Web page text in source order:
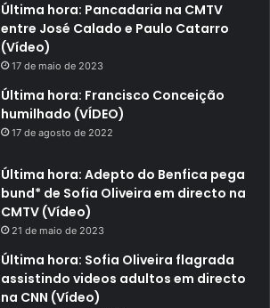
Última hora: Pancadaria na CMTV
entre José Calado e Paulo Catarro
(Vídeo)
17 de maio de 2023
Última hora: Francisco Conceição
humilhado (VÍDEO)
17 de agosto de 2022
Última hora: Adepto do Benfica pega
bund* de Sofia Oliveira em directo na
CMTV (Vídeo)
21 de maio de 2023
Última hora: Sofia Oliveira flagrada
assistindo videos adultos em directo
na CNN (Vídeo)